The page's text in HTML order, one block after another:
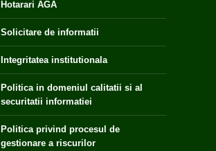
Hotarari AGA
Solicitare de informatii
Integritatea institutionala
Politica in domeniul calitatii si al
securitatii informatiei
Politica privind procesul de
gestionare a riscurilor